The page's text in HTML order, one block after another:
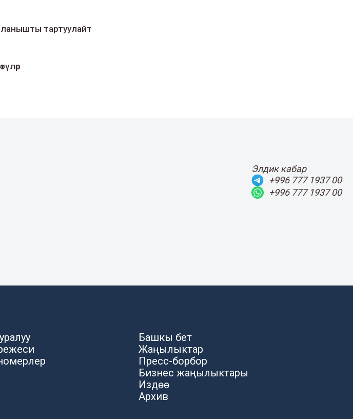
тартуулайт
Элдик кабар
+996 777 1937 00
+996 777 1937 00
Башкы бет
Жаңылыктар
Пресс-борбор
Бизнес жаңылыктары
Издөө
Архив